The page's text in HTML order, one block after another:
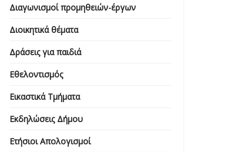
Διαγωνισμοί προμηθειών-έργων
Διοικητικά θέματα
Δράσεις για παιδιά
Εθελοντισμός
Εικαστικά Τμήματα
Εκδηλώσεις Δήμου
Ετήσιοι Απολογισμοί